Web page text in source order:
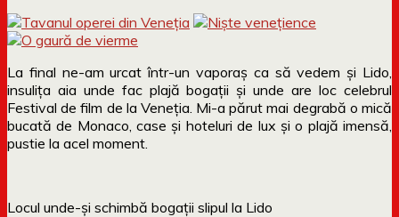
La final ne-am urcat într-un vaporaș ca să vedem și Lido,
insulița aia unde fac plajă bogații și unde are loc celebrul
Festival de film de la Veneția. Mi-a părut mai degrabă o mică
bucată de Monaco, case și hoteluri de lux și o plajă imensă,
pustie la acel moment.
Locul unde-și schimbă bogații slipul la Lido